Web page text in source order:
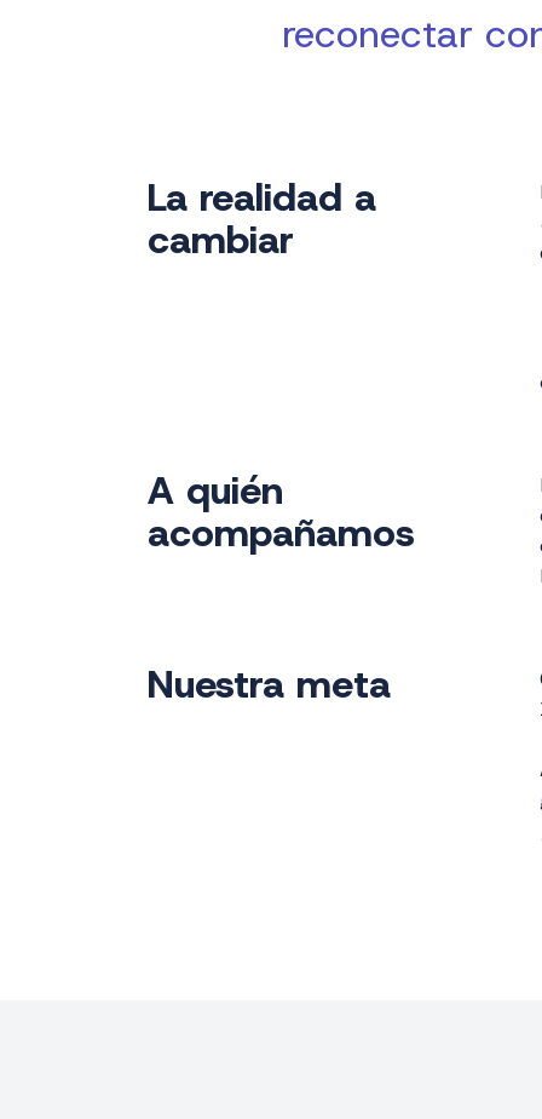
reconectar
La realidad a
cambiar
A quién
acompañamos
Nuestra meta